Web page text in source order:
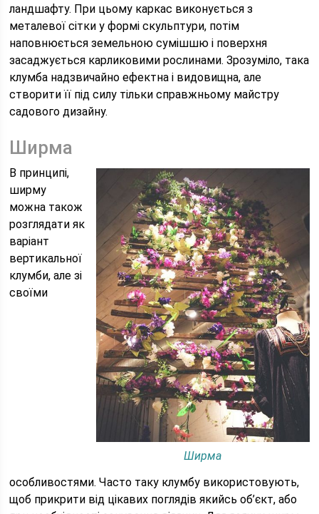
ландшафту. При цьому каркас виконується з
металевої сітки у формі скульптури, потім
наповнюється земельною сумішшю і поверхня
засаджується карликовими рослинами. Зрозуміло, така
клумба надзвичайно ефектна і видовищна, але
створити її під силу тільки справжньому майстру
садового дизайну.
Ширма
Ширма
В принципі,
ширму
можна також
розглядати як
варіант
вертикальної
клумби, але зі
своїми
особливостями. Часто таку клумбу використовують,
щоб прикрити від цікавих поглядів якийсь об’єкт, або